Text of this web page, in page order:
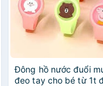
Đông hồ nước đuổi
đeo tay cho bé từ 1t